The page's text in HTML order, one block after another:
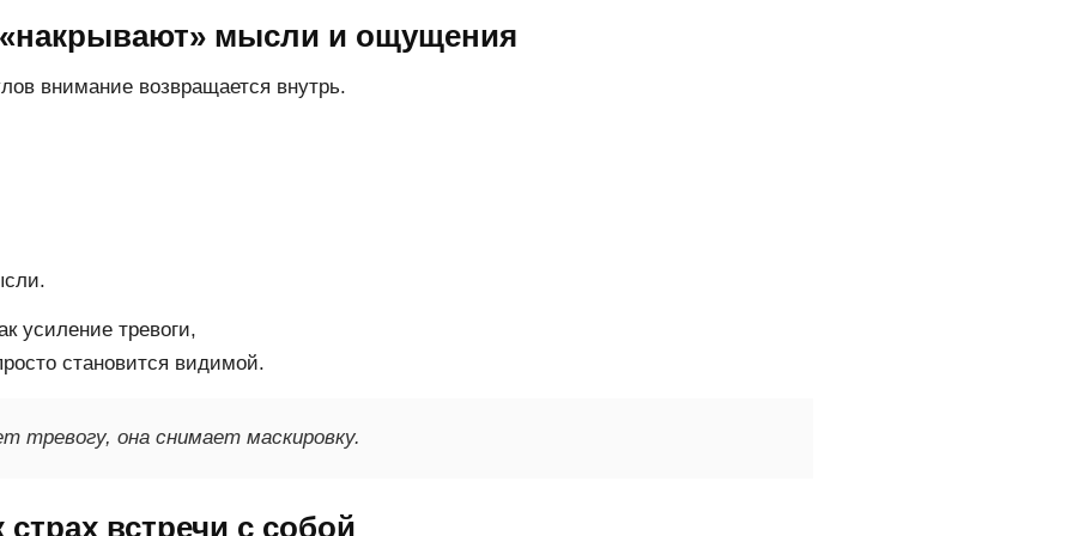
мысли и ощущения
внимание возвращается внутрь.
усиление тревоги,
становится видимой.
тревогу, она снимает маскировку.
встречи с собой